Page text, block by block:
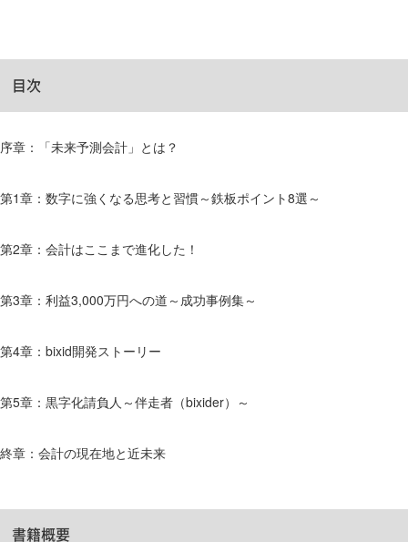
目次
序章：「未来予測会計」とは？
第1章：数字に強くなる思考と習慣～鉄板ポイント8選～
第2章：会計はここまで進化した！
第3章：利益3,000万円への道～成功事例集～
第4章：bixid開発ストーリー
第5章：黒字化請負人～伴走者（bixider）～
終章：会計の現在地と近未来
書籍概要